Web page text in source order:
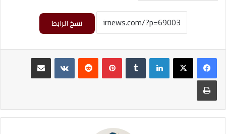
نسخ الرابط
لينكدإن بينتيريست
طباعة